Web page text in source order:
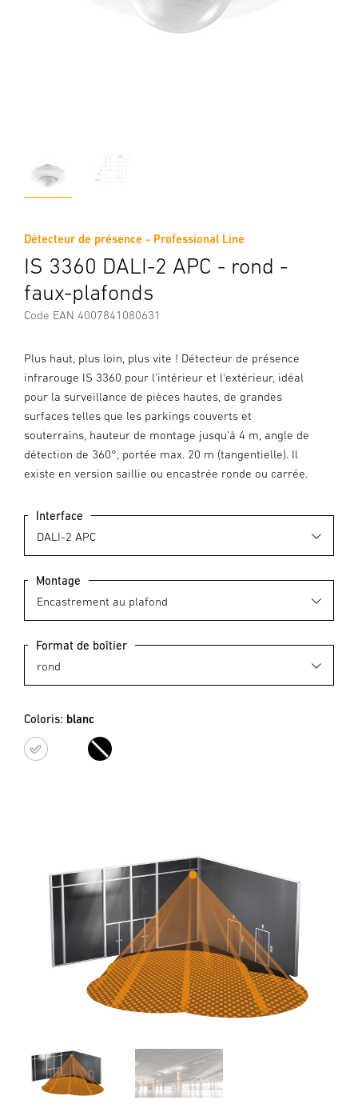
Détecteur de présence - Professional Line
IS 3360 DALI-2 APC - rond -
faux-plafonds
Code EAN 4007841080631
Plus haut, plus loin, plus vite ! Détecteur de présence
infrarouge IS 3360 pour l'intérieur et l'extérieur, idéal
pour la surveillance de pièces hautes, de grandes
surfaces telles que les parkings couverts et
souterrains, hauteur de montage jusqu'à 4 m, angle de
détection de 360°, portée max. 20 m (tangentielle). Il
existe en version saillie ou encastrée ronde ou carrée.
Interface
Montage
Format de boîtier
Coloris: blanc
blanc noir